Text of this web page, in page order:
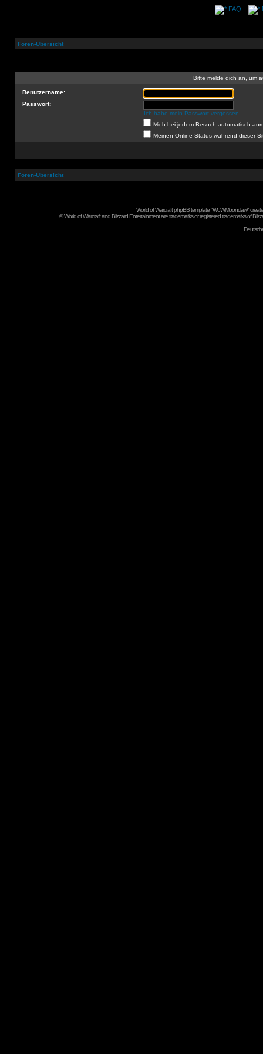
FAQ
Foren-Übersicht
Bitte melde dich an, um
Benutzername:
Passwort:
Ich habe mein Passwort vergessen
Mich bei jedem Besuch automatisch
Meinen Online-Status während dieser
Foren-Übersicht
World of Warcraft phpBB template "WoWMoonclaw"
©World of Warcraft and Blizzard Entertainment are trademarks or registered trademarks of